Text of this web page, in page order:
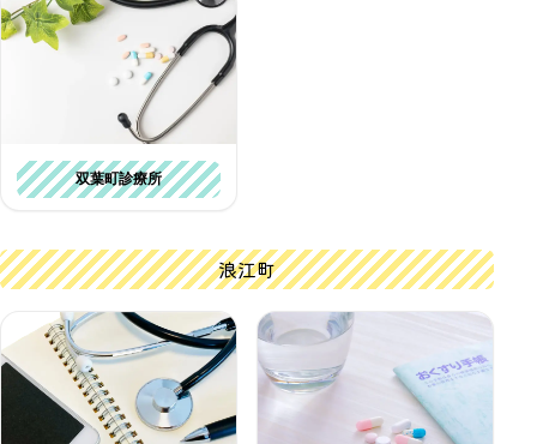
双葉町診療所
浪江町